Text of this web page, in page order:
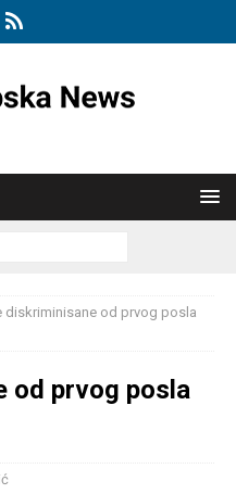
diskriminisane od prvog posla
od prvog posla